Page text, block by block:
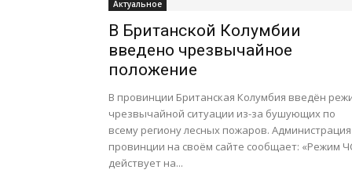
Актуальное
В Британской Колумбии
введено чрезвычайное
положение
В провинции Британская Колумбия введён
чрезвычайной ситуации из-за бушующих по
всему региону лесных пожаров. Администрация
провинции на своём сайте сообщает: «Режим
действует на...